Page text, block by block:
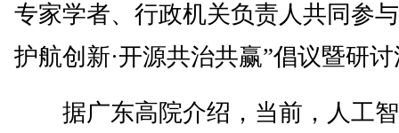
专家学者、行政机关负责人共同参
护航创新·开源共治共赢”倡议暨研
据广东高院介绍，当前，人工